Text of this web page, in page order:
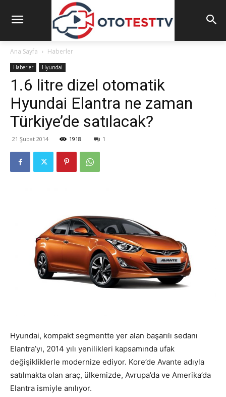
Ana Sayfa Haberler
Haberler Hyundai
1.6 litre dizel otomatik
Hyundai Elantra ne zaman
Türkiye’de satılacak?
21 Şubat 2014 1918 1
Hyundai, kompakt segmentte yer alan başarılı sedanı
Elantra’yı, 2014 yılı yenilikleri kapsamında ufak
değişikliklerle modernize ediyor. Kore’de Avante adıyla
satılmakta olan araç, ülkemizde, Avrupa’da ve Amerika’da
Elantra ismiyle anılıyor.